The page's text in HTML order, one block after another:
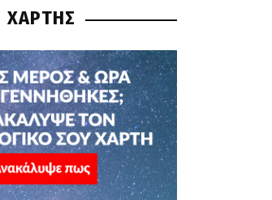
ΧΑΡΤΗΣ